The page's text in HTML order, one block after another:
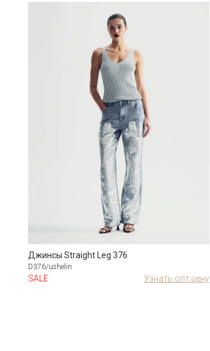
Джинсы Straight Leg 376
D376/ushelin
SALE Узнать опт цену